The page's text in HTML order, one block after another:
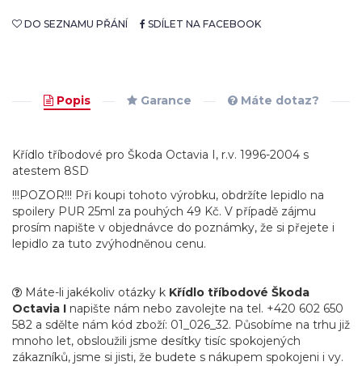
DO SEZNAMU PŘÁNÍ SDÍLET NA FACEBOOK
Popis Garance Máte dotaz?
Křídlo tříbodové pro Škoda Octavia I, r.v. 1996-2004 s
atestem 8SD
!!!POZOR!!! Při koupi tohoto výrobku, obdržíte lepidlo na
spoilery PUR 25ml za pouhých 49 Kč. V případě zájmu
prosím napište v objednávce do poznámky, že si přejete i
lepidlo za tuto zvýhodněnou cenu.
Máte-li jakékoliv otázky k Křídlo tříbodové Škoda
Octavia I napište nám nebo zavolejte na tel. +420 602 650
582 a sdělte nám kód zboží: 01_026_32. Působíme na trhu již
mnoho let, obsloužili jsme desítky tisíc spokojených
zákazníků, jsme si jisti, že budete s nákupem spokojeni i vy.